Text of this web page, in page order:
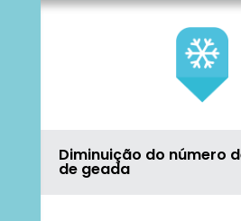
Diminuição do número
de geada